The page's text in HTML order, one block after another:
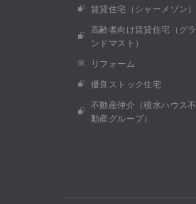
賃貸住宅（シャーメゾン）
高齢者向け賃貸住宅（グラ
ンドマスト）
リフォーム
優良ストック住宅
不動産仲介（積水ハウス不
動産グループ）